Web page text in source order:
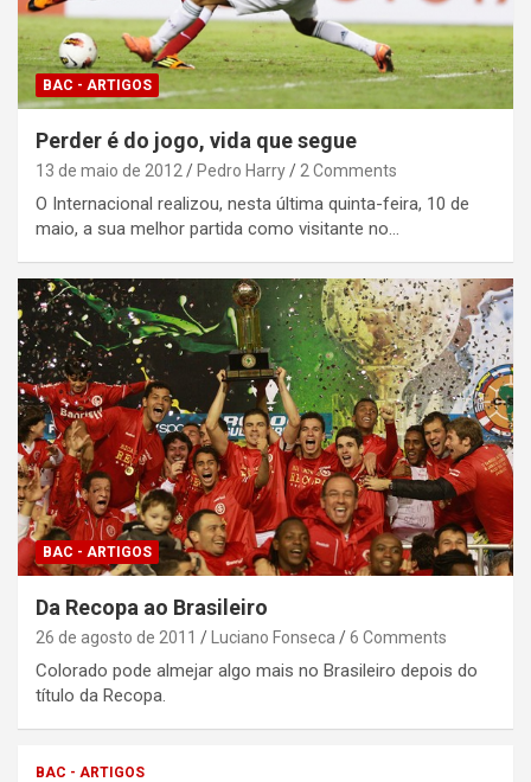
BAC - ARTIGOS
Perder é do jogo, vida que segue
13 de maio de 2012 Pedro Harry 2 Comments
O Internacional realizou, nesta última quinta-feira, 10 de
maio, a sua melhor partida como visitante no…
BAC - ARTIGOS
Da Recopa ao Brasileiro
26 de agosto de 2011 Luciano Fonseca 6 Comments
Colorado pode almejar algo mais no Brasileiro depois do
título da Recopa.
BAC - ARTIGOS